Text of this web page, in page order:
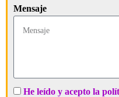
Mensaje
He leído y acepto la